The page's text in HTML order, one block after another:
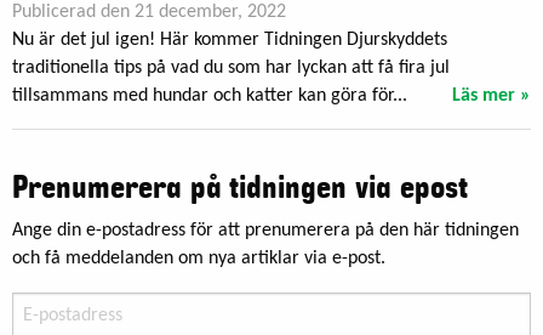
Publicerad den 21 december, 2022
Nu är det jul igen! Här kommer Tidningen Djurskyddets
traditionella tips på vad du som har lyckan att få fira jul
tillsammans med hundar och katter kan göra för...
Läs mer »
Prenumerera på tidningen via epost
Ange din e-postadress för att prenumerera på den här tidningen
och få meddelanden om nya artiklar via e-post.